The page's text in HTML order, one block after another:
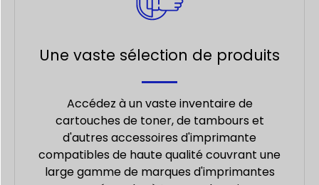
Une vaste sélection de produits
Accédez à un vaste inventaire de
cartouches de toner, de tambours et
d'autres accessoires d'imprimante
compatibles de haute qualité couvrant une
large gamme de marques d'imprimantes